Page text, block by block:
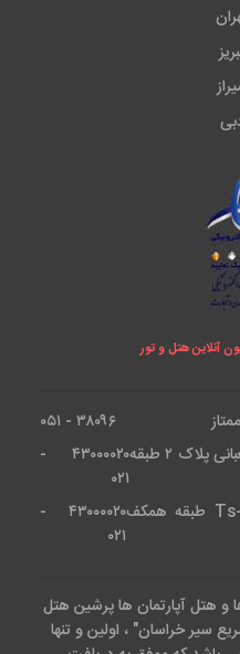
آنلاین هتل و تور
۳۸۰۹۶ - ۰۵۱
تهران - خیابان قیطریه بن بست شعبانی پلاک ۲ طبقه
۴۳۰۰۰۰۲۰ -
۰۲۱
کیش - فاز 7 صدف - پلاک Ts-67 طبقه همکف
۴۳۰۰۰۰۲۰ -
۰۲۱
و هتل آپارتمان ها پرشین هتل
سیر خراسان" ، اولین و تنها